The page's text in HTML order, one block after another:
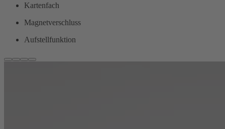
Kartenfach
Magnetverschluss
Aufstellfunktion